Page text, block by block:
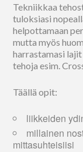
Tekniikkaa
tuloksiasi
helpottamaan
mutta myös
harrastamasi
tehoja esim.
Täällä opit:
liikkeiden
millainen
mittasuhteisiisi